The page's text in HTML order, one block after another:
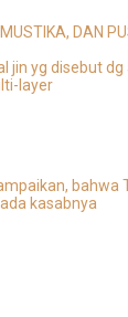
DAN
jin yg disebut
layer
bahwa
kasabnya